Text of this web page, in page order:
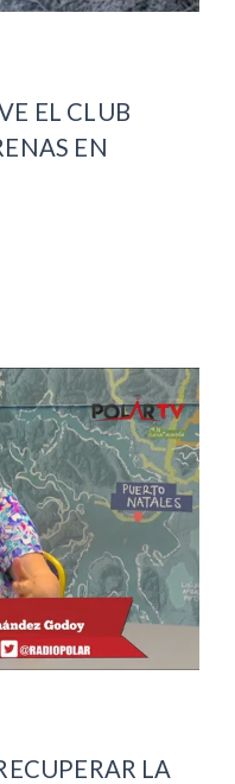
EL CLUB
EN
LA